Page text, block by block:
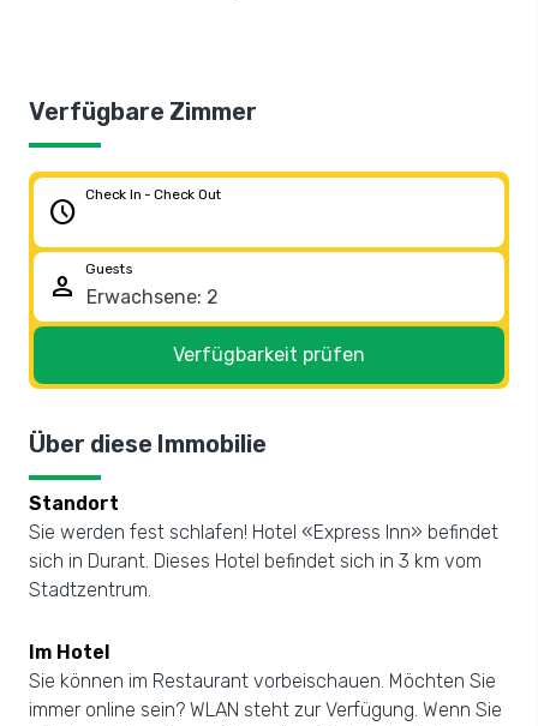
Verfügbare Zimmer
schedule
Check In - Check Out
person
Guests
Verfügbarkeit prüfen
Über diese Immobilie
Standort
Sie werden fest schlafen! Hotel «Express Inn» befindet
sich in Durant. Dieses Hotel befindet sich in 3 km vom
Stadtzentrum.
Im Hotel
Sie können im Restaurant vorbeischauen. Möchten Sie
immer online sein? WLAN steht zur Verfügung. Wenn Sie